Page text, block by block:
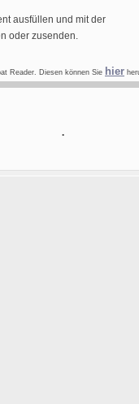
ausfüllen und mit der
oder zusenden.
Reader. Diesen können Sie hier
.